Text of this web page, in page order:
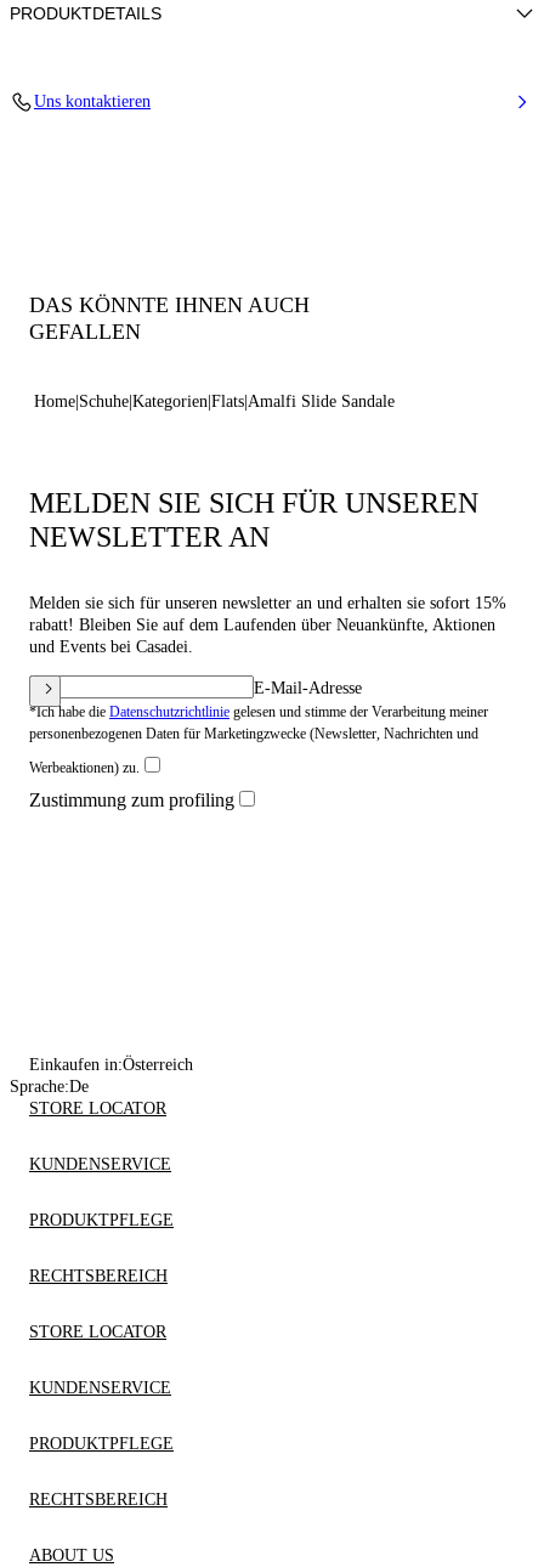
PRODUKTDETAILS
Uns kontaktieren
DAS KÖNNTE IHNEN AUCH
GEFALLEN
Home Schuhe Kategorien Flats Amalfi Slide Sandale
MELDEN SIE SICH FÜR UNSEREN
NEWSLETTER AN
Melden sie sich für unseren newsletter an und erhalten sie sofort 15%
rabatt! Bleiben Sie auf dem Laufenden über Neuankünfte, Aktionen
und Events bei Casadei.
E-Mail-Adresse
*Ich habe die Datenschutzrichtlinie gelesen und stimme der Verarbeitung meiner
personenbezogenen Daten für Marketingzwecke (Newsletter, Nachrichten und
Werbeaktionen) zu.
Zustimmung zum profiling
Einkaufen in:Österreich
Sprache:De
STORE LOCATOR
KUNDENSERVICE
PRODUKTPFLEGE
RECHTSBEREICH
STORE LOCATOR
KUNDENSERVICE
PRODUKTPFLEGE
RECHTSBEREICH
ABOUT US